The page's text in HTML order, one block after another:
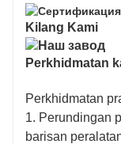
Kilang Kami
Perkhidmatan
Perkhidmatan
1. Perundingan
barisan